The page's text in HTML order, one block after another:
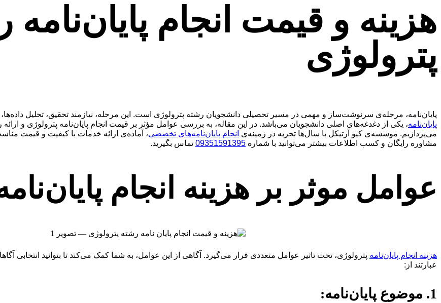
هزینه و قیمت انجام پایان‌نامه
پترولوژی
پایان‌نامه، مرحله‌ی سرنوشت‌ساز و مهمی در مسیر تحصیلی دانشجویان رشته پترولوژی است. این مرحله، نیازمند تحقیق، تحلیل
پایان‌نامه، یکی از دغدغه‌های اصلی دانشجویان می‌باشد. در این مقاله، به بررسی عوامل مؤثر بر قیمت انجام پایان‌نامه پترولوژی و
می‌پردازیم. موسسه‌ی کیو آرتیکل با سال‌ها تجربه در زمینه‌ی انجام پایان‌نامه‌های تخصصی، آماده‌ی ارائه خدمات با کیفیت و قیمت
مشاوره رایگان و کسب اطلاعات بیشتر می‌توانید با شماره 09351591395 تماس بگیرید.
عوامل موثر بر هزینه انجام
هزینه انجام پایان‌نامه پترولوژی، تحت تاثیر عوامل متعددی قرار می‌گیرد. آگاهی از این عوامل، به شما کمک می‌کند تا بتوانید انتخابی
عبارتند از:
1. موضوع پایان‌نامه: